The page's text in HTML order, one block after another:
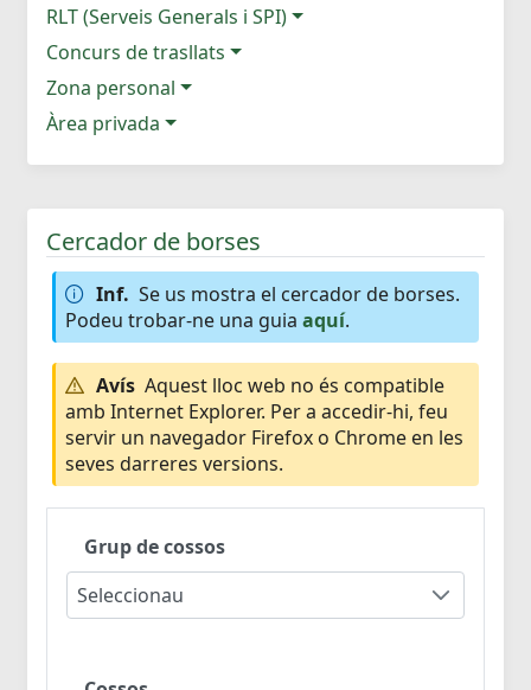
RLT (Serveis Generals i SPI)
Concurs de trasllats
Zona personal
Àrea privada
Cercador de borses
Inf. Se us mostra el cercador de borses.
Podeu trobar-ne una guia aquí.
Avís Aquest lloc web no és compatible
amb Internet Explorer. Per a accedir-hi, feu
servir un navegador Firefox o Chrome en les
seves darreres versions.
Grup de cossos
Seleccionau